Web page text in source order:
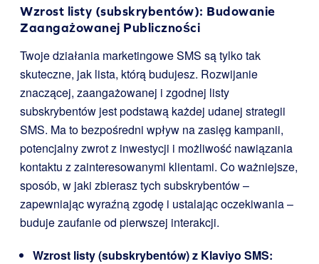
Wzrost listy (subskrybentów): Budowanie
Zaangażowanej Publiczności
Twoje działania marketingowe SMS są tylko tak
skuteczne, jak lista, którą budujesz. Rozwijanie
znaczącej, zaangażowanej i zgodnej listy
subskrybentów jest podstawą każdej udanej strategii
SMS. Ma to bezpośredni wpływ na zasięg kampanii,
potencjalny zwrot z inwestycji i możliwość nawiązania
kontaktu z zainteresowanymi klientami. Co ważniejsze,
sposób, w jaki zbierasz tych subskrybentów –
zapewniając wyraźną zgodę i ustalając oczekiwania –
buduje zaufanie od pierwszej interakcji.
Wzrost listy (subskrybentów) z Klaviyo SMS: